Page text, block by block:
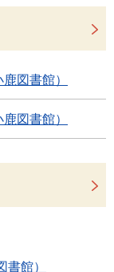
図書館）
図書館）
館）